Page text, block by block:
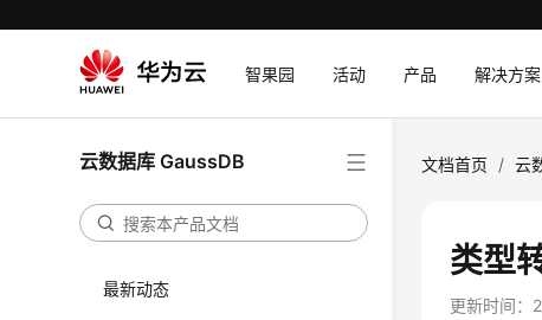
智果园 活动 产品 解决方案
云数据库 GaussDB
最新动态
文档首页 / 云
类型
更新时间：